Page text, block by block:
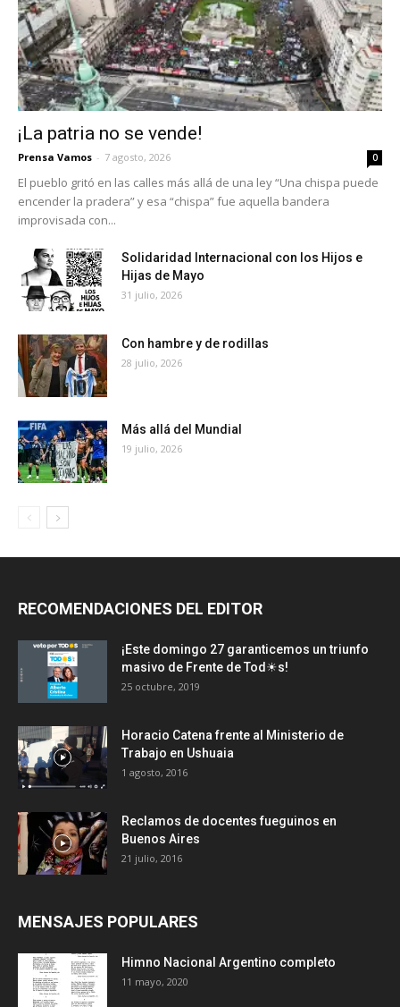
¡La patria no se vende!
Prensa Vamos - 7 agosto, 2026 0
El pueblo gritó en las calles más allá de una ley “Una chispa puede
encender la pradera” y esa “chispa” fue aquella bandera
improvisada con...
Solidaridad Internacional con los Hijos e
Hijas de Mayo
31 julio, 2026
Con hambre y de rodillas
28 julio, 2026
Más allá del Mundial
19 julio, 2026
RECOMENDACIONES DEL EDITOR
¡Este domingo 27 garanticemos un triunfo
masivo de Frente de Tod☀s!
25 octubre, 2019
Horacio Catena frente al Ministerio de
Trabajo en Ushuaia
1 agosto, 2016
Reclamos de docentes fueguinos en
Buenos Aires
21 julio, 2016
MENSAJES POPULARES
Himno Nacional Argentino completo
11 mayo, 2020